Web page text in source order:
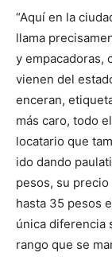
“Aquí en la
llama
y empacadoras,
vienen del
enceran,
más caro, todo
locatario que
ido dando
pesos, su
hasta 35 pesos
única diferencia
rango que se